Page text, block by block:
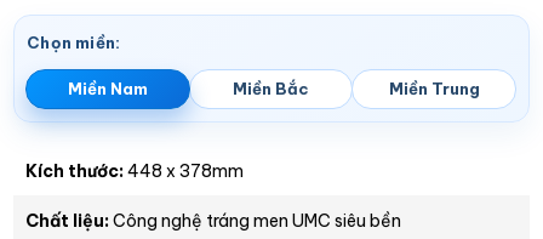
Chọn miền:
Miền Nam Miền Bắc Miền Trung
Kích thước:448 x 378mm
Chất liệu:Công nghệ tráng men UMC siêu bền